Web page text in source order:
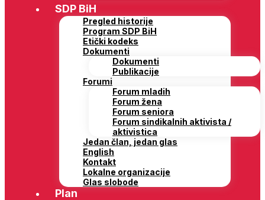
SDP BiH
Pregled historije
Program SDP BiH
Etički kodeks
Dokumenti
Dokumenti
Publikacije
Forumi
Forum mladih
Forum žena
Forum seniora
Forum sindikalnih aktivista /
aktivistica
Jedan član, jedan glas
English
Kontakt
Lokalne organizacije
Glas slobode
Plan